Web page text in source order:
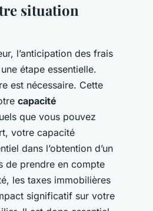
situation
l’anticipation des frais
étape essentielle.
est nécessaire. Cette
capacité
que vous pouvez
votre capacité
dans l’obtention d’un
de prendre en compte
les taxes immobilières
significatif sur votre